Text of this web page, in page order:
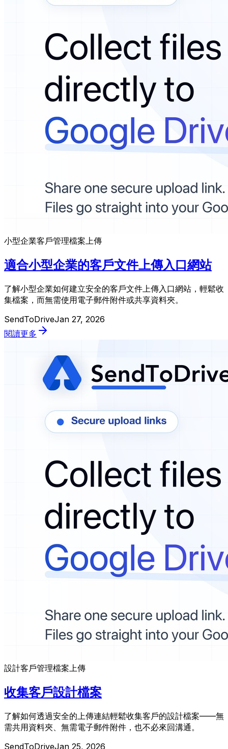
小型企業客戶管理檔案上傳
適合小型企業的客戶文件上傳入口網站
了解小型企業如何建立安全的客戶文件上傳入口網站，輕鬆收
集檔案，而無需使用電子郵件附件或共享資料夾。
SendToDriveJan 27, 2026
閱讀更多
設計客戶管理檔案上傳
收集客戶設計檔案
了解如何透過安全的上傳連結輕鬆收集客戶的設計檔案——無
需共用資料夾、無需電子郵件附件，也不必來回溝通。
SendToDriveJan 25, 2026